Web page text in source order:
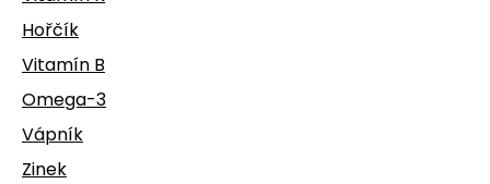
Hořčík
Vitamín B
Omega-3
Vápník
Zinek
u
j
e
m
e